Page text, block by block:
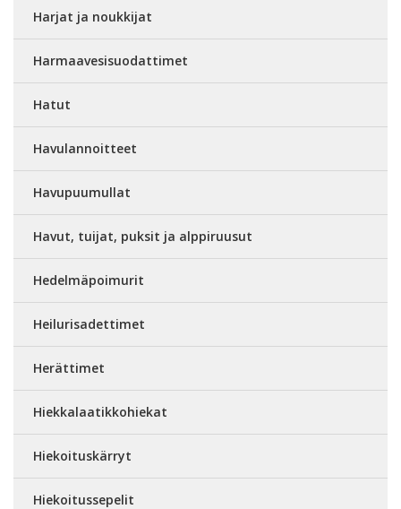
Harjat ja noukkijat
Harmaavesisuodattimet
Hatut
Havulannoitteet
Havupuumullat
Havut, tuijat, puksit ja alppiruusut
Hedelmäpoimurit
Heilurisadettimet
Herättimet
Hiekkalaatikkohiekat
Hiekoituskärryt
Hiekoitussepelit